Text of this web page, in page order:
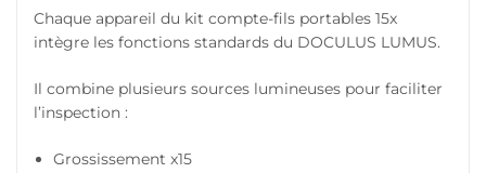
Chaque appareil du kit compte-fils portables 15x
intègre les fonctions standards du DOCULUS LUMUS.
Il combine plusieurs sources lumineuses pour faciliter
l’inspection :
Grossissement x15